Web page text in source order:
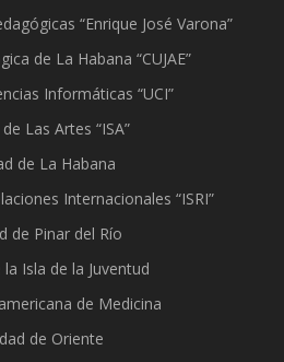
“Enrique José Varona”
de La Habana “CUJAE”
Informáticas “UCI”
Las Artes “ISA”
de La Habana
Internacionales “ISRI”
de Pinar del Río
Isla de la Juventud
de Medicina
de Oriente